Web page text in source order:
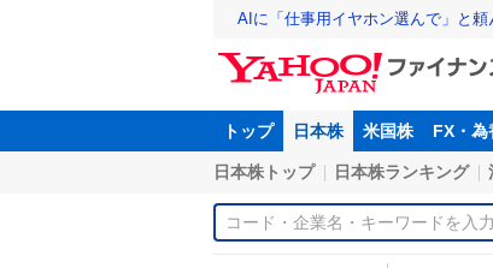
AIに「仕事用イヤホン選んで」と頼
トップ 日本株 米国株 FX・為
日本株トップ 日本株ランキング